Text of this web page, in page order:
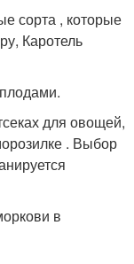
сорта , которые
Каротель
для овощей,
. Выбор
в